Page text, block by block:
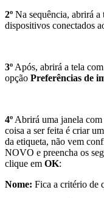
2º Na sequência, abrirá a
dispositivos conectados
3º Após, abrirá a tela
opção Preferências de
4º Abrirá uma janela com
coisa a ser feita é criar
da etiqueta, não vem
NOVO e preencha os
clique em OK:
Nome: Fica a critério de